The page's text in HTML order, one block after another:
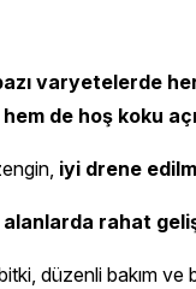
varyetelerde
de hoş koku
iyi drene
alanlarda rahat
düzenli bakım ve